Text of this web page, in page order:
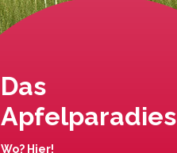
Das
Apfelparadies
Wo? Hier!